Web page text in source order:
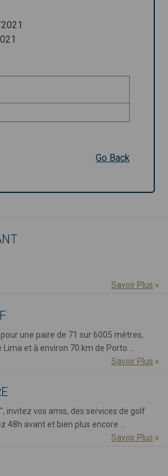
Starts
Ends
Go Back
Savoir Plus »
une paire de 71 sur 6005 mètres,
et à environ 70 km de Porto ...
Savoir Plus »
invitez vos amis, des services de golf
48h avant et bien plus encore ...
Savoir Plus »